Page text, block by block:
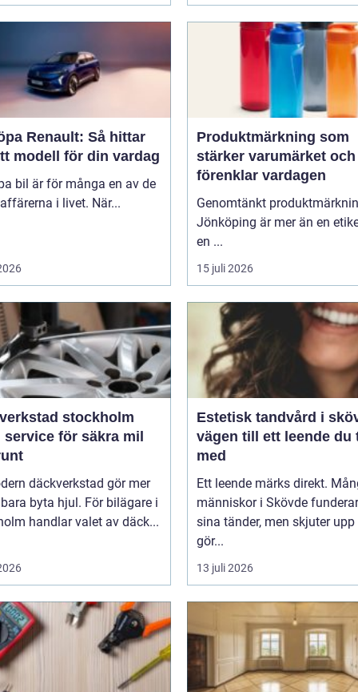
Renault: Så hittar
modell för din vardag
bil är för många en av de
i livet. När...
Produktmärkning som
stärker varumärket och
förenklar vardagen
Genomtänkt
Jönköping är mer än en
en ...
15 juli 2026
stockholm
service för säkra mil
däckverkstad gör mer
byta hjul. För bilägare i
handlar valet av däck...
Estetisk tandvård i
vägen till ett leende du
med
Ett leende märks direkt.
människor i Skövde
sina tänder, men skjuter
gör...
13 juli 2026